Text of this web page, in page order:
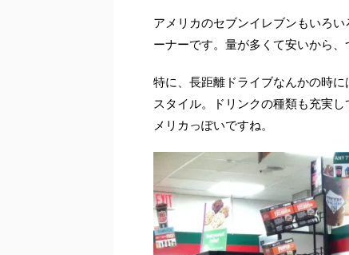
アメリカのセブンイレブンもいろ
ーナーです。量が多くて安いから、
特に、長距離ドライブなんかの時
スタイル。ドリンクの種類も充実
メリカっぽいですね。